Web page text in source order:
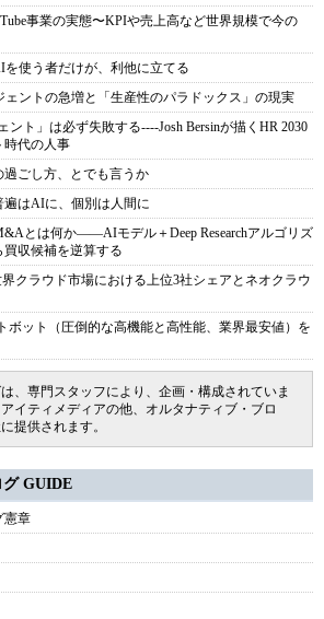
事業の実態〜KPIや売上高など世界規模で今の
使う者だけが、利他に立てる
ントの急増と「生産性のパラドックス」の現実
ント」は必ず失敗する----Josh Bersinが描くHR 2030
時代の人事
ごし方、とでも言うか
はAIに、個別は人間に
とは何か――AIモデル＋Deep Researchアルゴリズ
収候補を逆算する
クラウド市場における上位3社シェアとネオクラウ
ボット（圧倒的な高機能と高性能、業界最安値）を
、専門スタッフにより、企画・構成されていま
イティメディアの他、オルタナティブ・ブロ
提供されます。
GUIDE
憲章